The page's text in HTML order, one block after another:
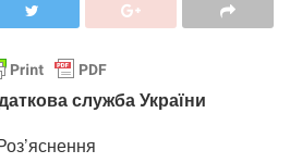
служба України